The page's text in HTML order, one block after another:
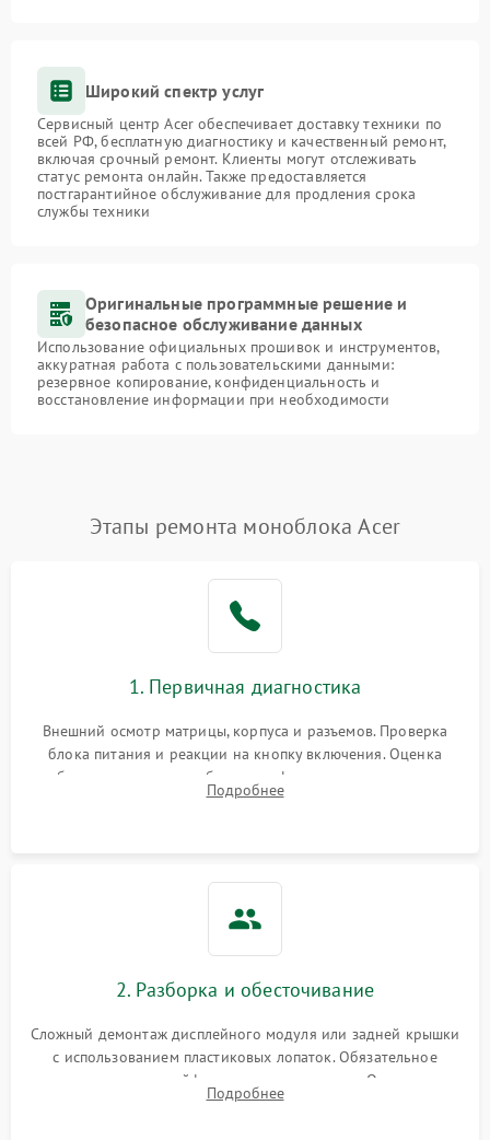
Широкий спектр услуг
Сервисный центр Acer обеспечивает доставку техники по
всей РФ, бесплатную диагностику и качественный ремонт,
включая срочный ремонт. Клиенты могут отслеживать
статус ремонта онлайн. Также предоставляется
постгарантийное обслуживание для продления срока
службы техники
Оригинальные программные решение и
безопасное обслуживание данных
Использование официальных прошивок и инструментов,
аккуратная работа с пользовательскими данными:
резервное копирование, конфиденциальность и
восстановление информации при необходимости
Этапы ремонта моноблока Acer
1. Первичная диагностика
Внешний осмотр матрицы, корпуса и разъемов. Проверка
блока питания и реакции на кнопку включения. Оценка
изображения, звука и работы периферии для сужения круга
возможных неисправностей перед вскрытием.
Подробнее
2. Разборка и обесточивание
Сложный демонтаж дисплейного модуля или задней крышки
с использованием пластиковых лопаток. Обязательное
отключение шлейфов матрицы и питания. Очистка
массивной системы охлаждения от скопившейся пыли.
Подробнее